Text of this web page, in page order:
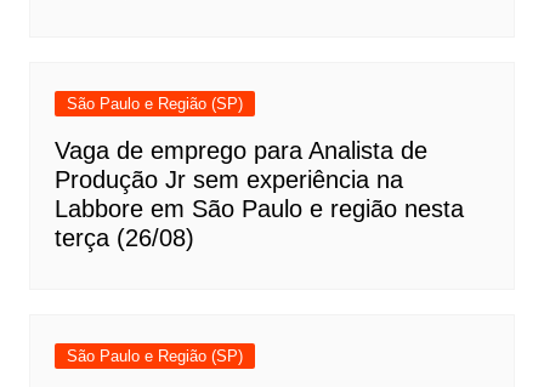
São Paulo e Região (SP)
Vaga de emprego para Analista de
Produção Jr sem experiência na
Labbore em São Paulo e região nesta
terça (26/08)
São Paulo e Região (SP)